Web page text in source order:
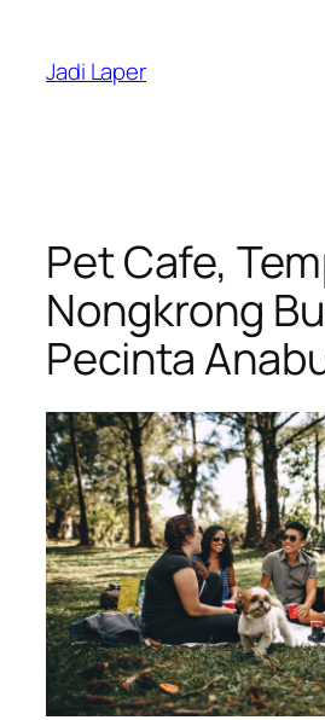
content
Jadi Laper
Pet Cafe,
Nongkrong
Pecinta